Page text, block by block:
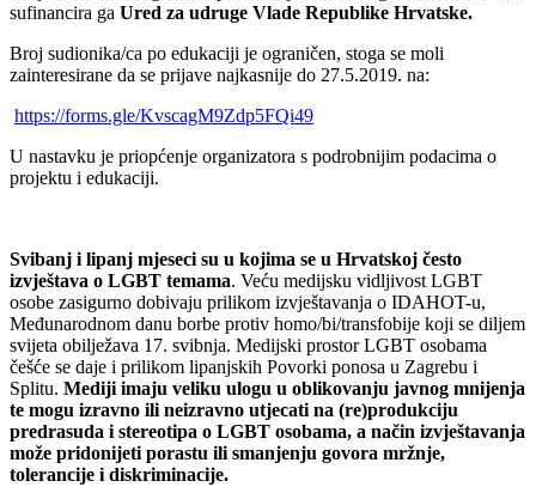
sufinancira ga Ured za udruge Vlade Republike Hrvatske.
Broj sudionika/ca po edukaciji je ograničen, stoga se moli
zainteresirane da se prijave najkasnije do 27.5.2019. na:
https://forms.gle/KvscagM9Zdp5FQi49
U nastavku je priopćenje organizatora s podrobnijim podacima o
projektu i edukaciji.
Svibanj i lipanj mjeseci su u kojima se u Hrvatskoj često
izvještava o LGBT temama. Veću medijsku vidljivost LGBT
osobe zasigurno dobivaju prilikom izvještavanja o IDAHOT-u,
Međunarodnom danu borbe protiv homo/bi/transfobije koji se diljem
svijeta obilježava 17. svibnja. Medijski prostor LGBT osobama
češće se daje i prilikom lipanjskih Povorki ponosa u Zagrebu i
Splitu. Mediji imaju veliku ulogu u oblikovanju javnog mnijenja
te mogu izravno ili neizravno utjecati na (re)produkciju
predrasuda i stereotipa o LGBT osobama, a način izvještavanja
može pridonijeti porastu ili smanjenju govora mržnje,
tolerancije i diskriminacije.